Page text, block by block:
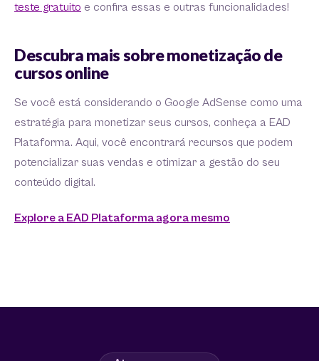
teste gratuito e confira essas e outras funcionalidades!
Descubra mais sobre monetização de
cursos online
Se você está considerando o Google AdSense como uma
estratégia para monetizar seus cursos, conheça a EAD
Plataforma. Aqui, você encontrará recursos que podem
potencializar suas vendas e otimizar a gestão do seu
conteúdo digital.
Explore a EAD Plataforma agora mesmo